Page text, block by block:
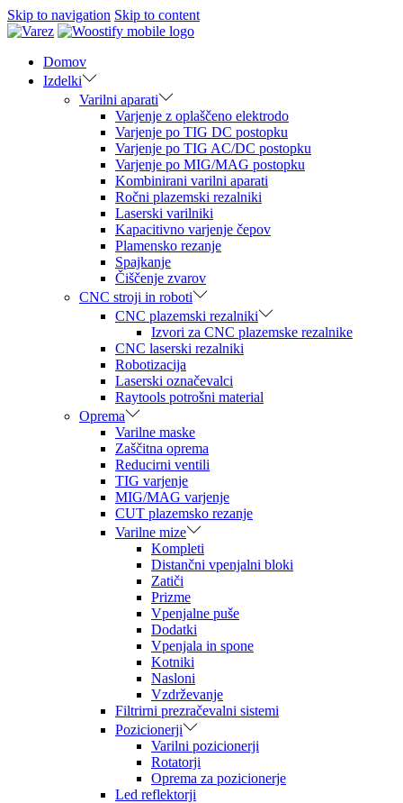
Skip to navigation Skip to content
Domov
Izdelki
Varilni aparati
Varjenje z oplaščeno elektrodo
Varjenje po TIG DC postopku
Varjenje po TIG AC/DC postopku
Varjenje po MIG/MAG postopku
Kombinirani varilni aparati
Ročni plazemski rezalniki
Laserski varilniki
Kapacitivno varjenje čepov
Plamensko rezanje
Spajkanje
Čiščenje zvarov
CNC stroji in roboti
CNC plazemski rezalniki
Izvori za CNC plazemske rezalnike
CNC laserski rezalniki
Robotizacija
Laserski označevalci
Raytools potrošni material
Oprema
Varilne maske
Zaščitna oprema
Reducirni ventili
TIG varjenje
MIG/MAG varjenje
CUT plazemsko rezanje
Varilne mize
Kompleti
Distančni vpenjalni bloki
Zatiči
Prizme
Vpenjalne puše
Dodatki
Vpenjala in spone
Kotniki
Nasloni
Vzdrževanje
Filtrirni prezračevalni sistemi
Pozicionerji
Varilni pozicionerji
Rotatorji
Oprema za pozicionerje
Led reflektorji